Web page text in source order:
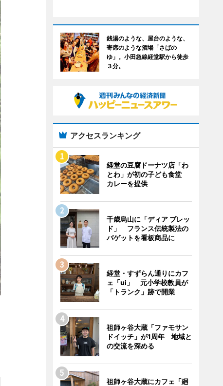
銭湯のような、屋台のような、
寄席のような酒場「さばの
ゆ」。小田急線経堂駅から徒歩
３分。
アクセスランキング
経堂の豆腐ドーナツ店「わ
とわ」が初の子ども食堂
カレーを提供
千歳烏山に「ディア ブレッ
ド」 フランス伝統製法の
バゲットを看板商品に
経堂・すずらん通りにカフ
ェ「ui」 元小学校教員が
「トランク」跡で開業
祖師ヶ谷大蔵「ファモサン
ドイッチ」が1周年 地域と
の交流を深める
祖師ヶ谷大蔵にカフェ「廻